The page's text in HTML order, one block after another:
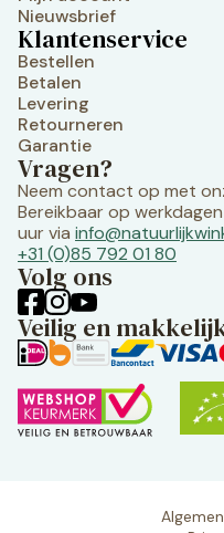
Nieuwsbrief
Klantenservice
Bestellen
Betalen
Levering
Retourneren
Garantie
Vragen?
Neem contact op met
Bereikbaar op
uur via
+31 (0)85 792 01 80
Volg ons
Veilig en